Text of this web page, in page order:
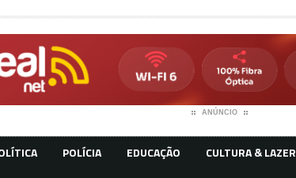
ANÚNCIO
POLÍCIA EDUCAÇÃO CULTURA & LAZER